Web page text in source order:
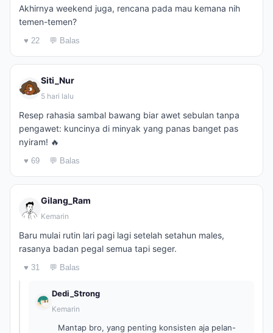
Akhirnya weekend juga, rencana pada mau kemana nih
temen-temen?
♥ 22 💬 Balas
Siti_Nur
5 hari lalu
Resep rahasia sambal bawang biar awet sebulan tanpa
pengawet: kuncinya di minyak yang panas banget pas
nyiram! 🔥
♥ 69 💬 Balas
Gilang_Ram
Kemarin
Baru mulai rutin lari pagi lagi setelah setahun males,
rasanya badan pegal semua tapi seger.
♥ 31 💬 Balas
Dedi_Strong
Kemarin
Mantap bro, yang penting konsisten aja pelan-